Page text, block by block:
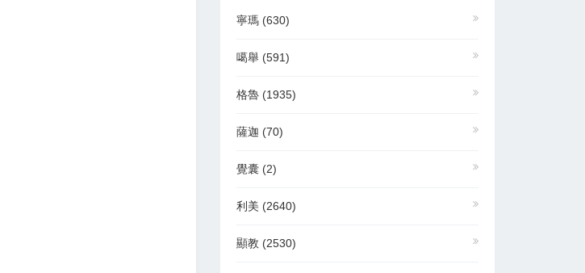
寧瑪 (630)
噶舉 (591)
格魯 (1935)
薩迦 (70)
覺囊 (2)
利美 (2640)
顯教 (2530)